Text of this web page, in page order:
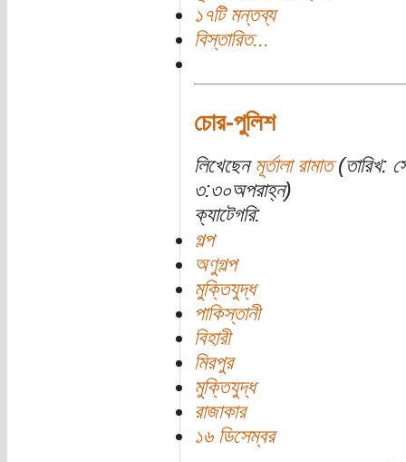
১৭টি মন্তব্য
বিস্তারিত...
চোর-পুলিশ
লিখেছেন মূর্তালা রামাত(তারিখ:
৩:৩০অপরাহ্ন)
ক্যাটেগরি:
গল্প
অণুগল্প
মুক্তিযুদ্ধ
পাকিস্তানী
বিহারী
মিরপুর
মুক্তিযুদ্ধ
রাজাকার
১৬ ডিসেম্বর